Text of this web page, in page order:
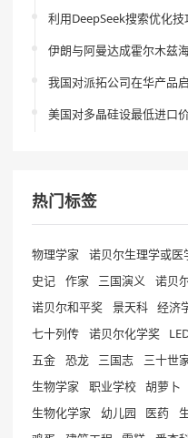
利用DeepSeek搜索优化
我国对派拓公司在华产品
美国对多晶硅设最低进口
热门标签
物理学家 诺贝尔生理学或医
史记
作家 三国演义 诺贝
诺贝尔和平奖
景天科 经济
七十列传
诺贝尔化学奖
五金
恐龙 三国志 三十世
生物学家
职业学校 胡萝卜
生物化学家
幼儿园 医药